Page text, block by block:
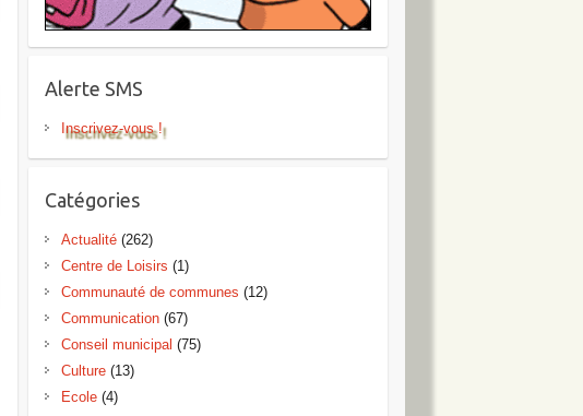
Alerte SMS
Inscrivez-vous !
Catégories
Actualité (262)
Centre de Loisirs (1)
Communauté de communes (12)
Communication (67)
Conseil municipal (75)
Culture (13)
Ecole (4)